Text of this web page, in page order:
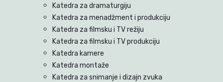
Katedra za dramaturgiju
Katedra za menadžment i produkciju
Katedra za filmsku i TV režiju
Katedra za filmsku i TV produkciju
Katedra kamere
Katedra montaže
Katedra za snimanje i dizajn zvuka